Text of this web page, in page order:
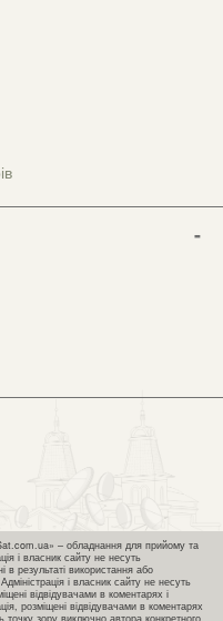
– обладнання для прийому та
і власник сайту не несуть
в результаті використання або
і власник сайту не несуть
відвідувачами в коментарях і
розміщені відвідувачами в коментарях